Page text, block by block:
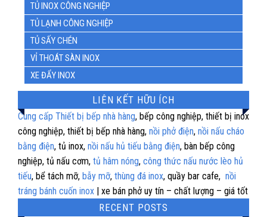
TỦ INOX CÔNG NGHIỆP
TỦ LẠNH CÔNG NGHIỆP
TỦ SẤY CHÉN
VỈ THOÁT SÀN INOX
XE ĐẨY INOX
LIÊN KẾT HỮU ÍCH
Cung cấp Thiết bị bếp nhà hàng, bếp công nghiệp, thiết bị inox
công nghiệp, thiết bị bếp nhà hàng, nồi phở điện, nồi nấu cháo
bằng điện, tủ inox, nồi nấu hủ tiếu bằng điện, bàn bếp công
nghiệp, tủ nấu cơm, tủ hâm nóng, công thức nấu nước lèo hủ
tiếu, bể tách mỡ, bẫy mỡ, thùng đá inox, quầy bar cafe, nồi
tráng bánh cuốn inox | xe bán phở uy tín – chất lượng – giá tốt
RECENT POSTS